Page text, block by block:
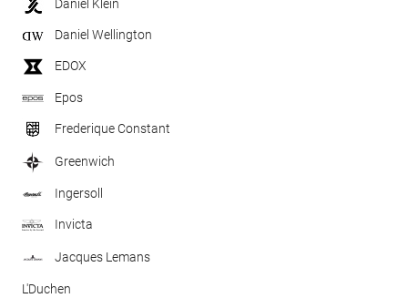
Daniel Klein
Daniel Wellington
EDOX
Epos
Frederique Constant
Greenwich
Ingersoll
Invicta
Jacques Lemans
L'Duchen